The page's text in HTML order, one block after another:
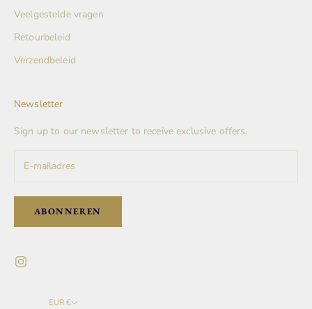
Veelgestelde vragen
Retourbeleid
Verzendbeleid
Newsletter
Sign up to our newsletter to receive exclusive offers.
ABONNEREN
EUR €